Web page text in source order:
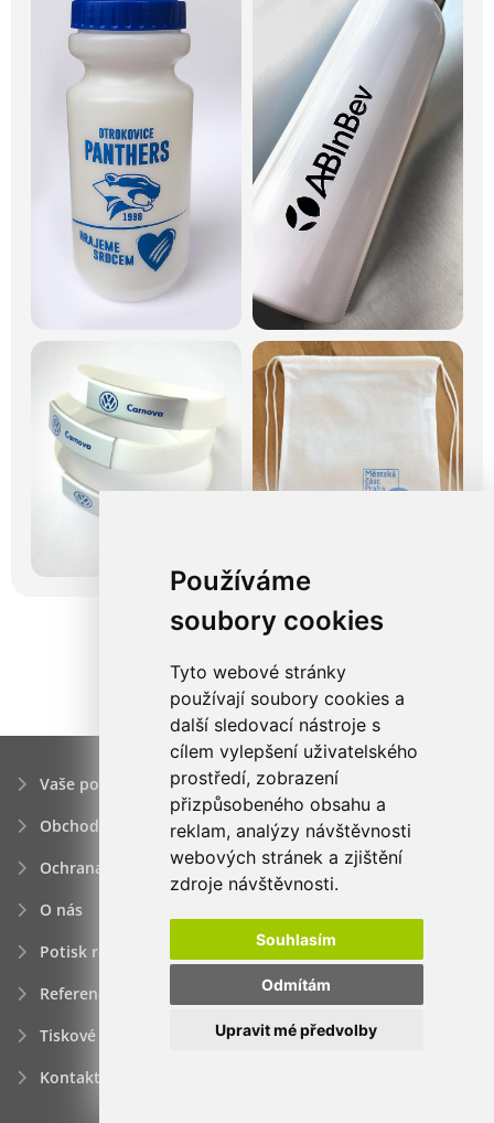
Používáme
soubory cookies
Tyto webové stránky
používají soubory cookies a
další sledovací nástroje s
cílem vylepšení uživatelského
prostředí, zobrazení
přizpůsobeného obsahu a
reklam, analýzy návštěvnosti
webových stránek a zjištění
zdroje návštěvnosti.
Souhlasím
Odmítám
Upravit mé předvolby
Vaše poptávka
Obchodní podmínky
Ochrana osobních údajú
O nás
Potisk reklamních předmětů
Reference
Tiskové zprávy
Kontakt